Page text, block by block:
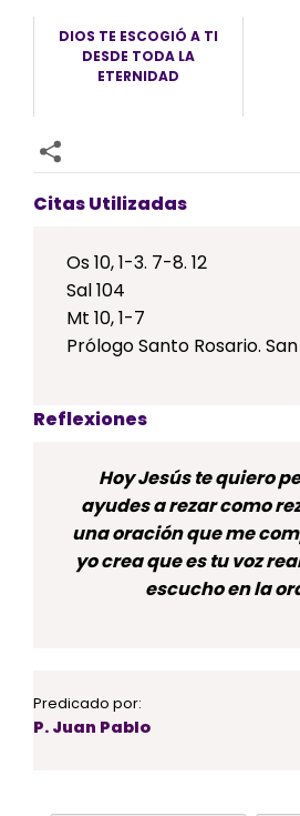
DIOS TE ESCOGIÓ A TI
DESDE TODA LA
ETERNIDAD
Citas Utilizadas
Os 10, 1-3. 7-8. 12
Sal 104
Mt 10, 1-7
Prólogo Santo Rosario.
Reflexiones
Hoy Jesús te quiero
ayudes a rezar como
una oración que me
yo crea que es tu voz
escucho en la
Predicado por:
P. Juan Pablo